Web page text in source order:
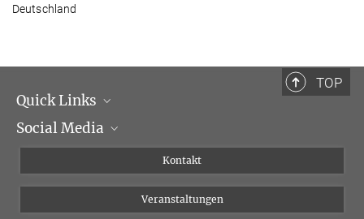
Deutschland
TOP
Quick Links
Institutsleitung
Social Media
YouTube
Kontakt
Veranstaltungen